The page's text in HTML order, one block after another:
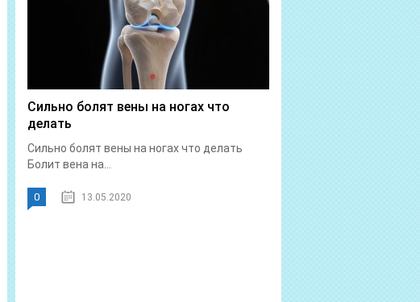
Сильно болят вены на ногах что
делать
Сильно болят вены на ногах что делать
Болит вена на...
0 13.05.2020